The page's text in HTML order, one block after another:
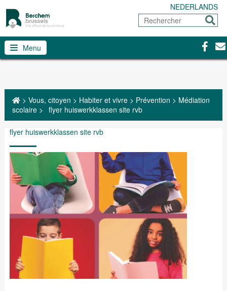
NEDERLANDS
Rechercher
Menu
> Vous, citoyen > Habiter et vivre> Prévention > Médiation
scolaire> flyer huiswerkklassen site rvb
flyer huiswerkklassen site rvb